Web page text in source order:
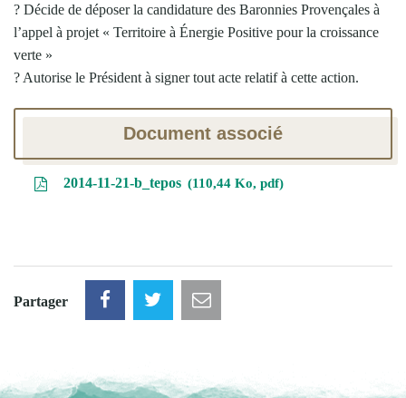
? Décide de déposer la candidature des Baronnies Provençales à
l’appel à projet « Territoire à Énergie Positive pour la croissance
verte »
? Autorise le Président à signer tout acte relatif à cette action.
Document associé
2014-11-21-b_tepos 110,44 Ko, pdf
Partager